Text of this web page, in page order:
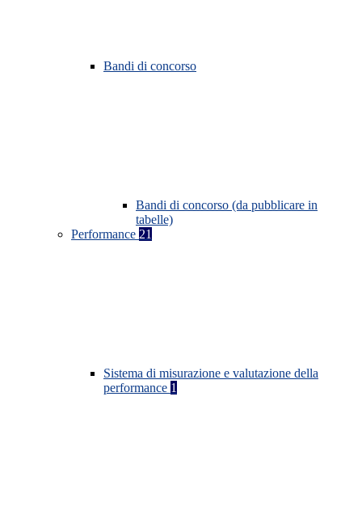
Bandi di concorso
Bandi di concorso (da pubblicare in
tabelle)
Performance 21
Sistema di misurazione e valutazione della
performance 1